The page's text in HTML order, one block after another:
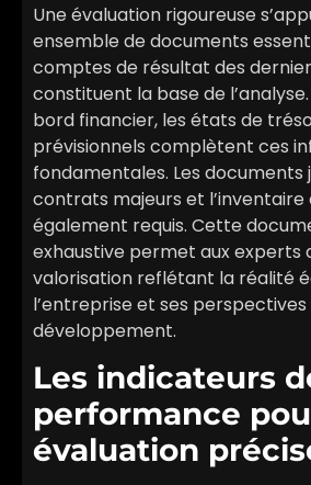
Une évaluation rigoureuse
ensemble de documents
comptes de résultat des
constituent la base de
bord financier, les états de
prévisionnels complètent ces
fondamentales. Les documents
contrats majeurs et l’inventaire
également requis. Cette
exhaustive permet aux experts
valorisation reflétant la réalité
l’entreprise et ses perspectives
développement.
Les indicateurs
performance
évaluation